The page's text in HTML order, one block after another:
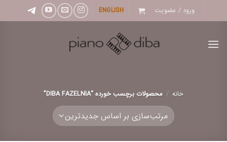
to
ورود / عضویت ENGLISH
خانه / محصولات برچسب خورده “DIBA FAZELNIA”